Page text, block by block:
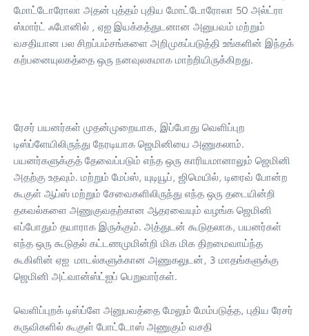
மோட்டோரோலா அதன் புத்தம் புதிய மோட்டோரோலா 50 அல்ட்ரா
ஸ்மார்ட் ஃபோனில் , ஏஐ இயக்கத்துடனான அனுபவம் மற்றும்
வசதியான பல சிறப்பம்சங்களை அறிமுகப்படுத்தி உங்களின் இந்தக்
கற்பனையுலகத்தை ஒரு நனவுலகமாக மாற்றியிருக்கிறது.
ரேசர் பயனர்கள் முதன்முறையாக, இப்போது வெளிப்புற
டிஸ்ப்ளேயிலிருந்து நேரடியாக ஜெமினியை அணுகலாம்.
பயனர்களுக்குத் தேவைப்படும் எந்த ஒரு காரியமானாலும் ஜெமினி
அதற்கு உதவும். மற்றும் மேப்ஸ், யுடியூப், ஜிமெயில், டிரைவ் போன்ற
கூகுள் ஆப்ஸ் மற்றும் சேவைகளிலிருந்து எந்த ஒரு தடையின்றி
தகவல்களை அணுகுவதற்கான ஆதரவையும் வழங்க ஜெமினி
எப்போதும் தயாராக இருக்கும். அத்துடன் கூடுதலாக, பயனர்கள்
எந்த ஒரு கூடுதல் கட்டணமுமின்றி மிக மிக திறமைவாய்ந்த
கூகிளின் ஏஐ மாடல்களுக்கான அணுகலுடன், 3 மாதங்களுக்கு
ஜெமினி அட்வான்ஸ்ட்ஐப் பெறுவார்கள்.
வெளிப்புறக் டிஸ்ப்ளே அனுபவத்தை மேலும் மேம்படுத்த, புதிய ரேசர்
கருவிகளில் கூகுள் போட்டோஸ் அணுகும் வசதி